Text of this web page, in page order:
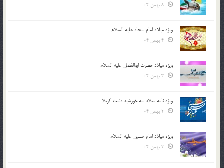
ویژه میلاد امام سجاد علیه السلام
ویژه میلاد حضرت ابوالفضل علیه السلام
ویژه نامه میلاد سه خورشید دشت کربلا
ویژه میلاد امام حسین علیه السلام